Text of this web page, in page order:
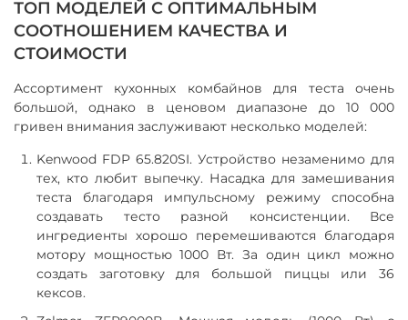
ТОП МОДЕЛЕЙ С ОПТИМАЛЬНЫМ
СООТНОШЕНИЕМ КАЧЕСТВА И
СТОИМОСТИ
Ассортимент кухонных комбайнов для теста очень
большой, однако в ценовом диапазоне до 10 000
гривен внимания заслуживают несколько моделей:
Kenwood FDP 65.820SI. Устройство незаменимо для
тех, кто любит выпечку. Насадка для замешивания
теста благодаря импульсному режиму способна
создавать тесто разной консистенции. Все
ингредиенты хорошо перемешиваются благодаря
мотору мощностью 1000 Вт. За один цикл можно
создать заготовку для большой пиццы или 36
кексов.